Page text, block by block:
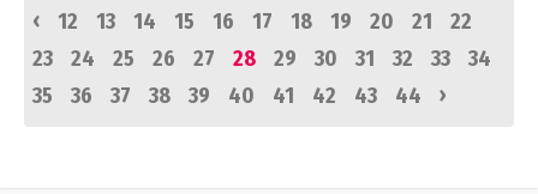
‹
12 13 14 15 16 17 18 19 20 21
22
23
24 25 26 27 28 29 30 31 32 33
34
35
36 37 38 39 40 41 42 43 44 ›